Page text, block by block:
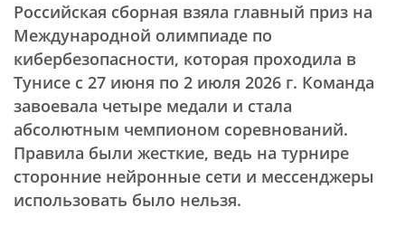
Российская сборная взяла главный приз на
Международной олимпиаде по
кибербезопасности, которая проходила в
Тунисе с 27 июня по 2 июля 2026 г. Команда
завоевала четыре медали и стала
абсолютным чемпионом соревнований.
Правила были жесткие, ведь на турнире
сторонние нейронные сети и мессенджеры
использовать было нельзя.